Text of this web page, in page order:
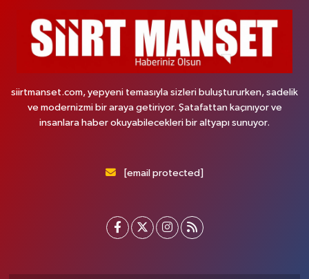
siirtmanset.com, yepyeni temasıyla sizleri buluştururken, sadelik
ve modernizmi bir araya getiriyor. Şatafattan kaçınıyor ve
insanlara haber okuyabilecekleri bir altyapı sunuyor.
[email protected]